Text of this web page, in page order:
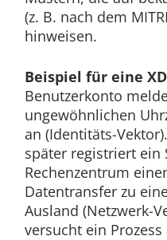
(z. B. nach dem
hinweisen.
Beispiel für eine
Benutzerkonto
ungewöhnlichen
an (Identitäts-
später registriert ein
Rechenzentrum
Datentransfer zu
Ausland (Netzwerk-
versucht ein